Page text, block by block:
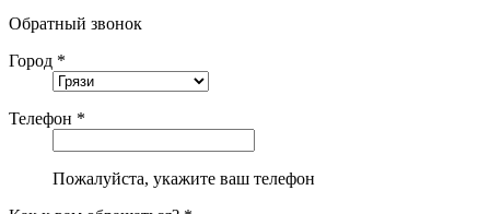
Обратный звонок
Город *
Телефон *
Пожалуйста, укажите ваш телефон